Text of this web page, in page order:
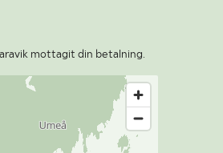
mottagit din betalning.